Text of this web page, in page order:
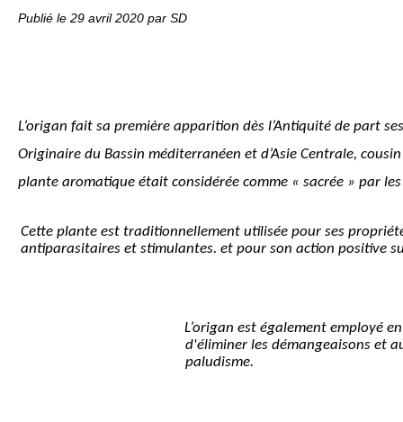
Publié le 29 avril 2020 par SD
L’origan fait sa première apparition dès l’Antiquité de part
Originaire du Bassin méditerranéen et d’Asie Centrale,
plante aromatique était considérée comme « sacrée » par
Cette plante est traditionnellement utilisée pour ses
antiparasitaires et stimulantes. et pour son action positive
L’origan est également employé
d'éliminer les démangeaisons et
paludisme.